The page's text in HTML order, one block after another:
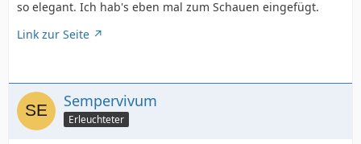
so elegant. Ich hab's eben mal zum Schauen eingefügt.
Link zur Seite
Sempervivum
Erleuchteter